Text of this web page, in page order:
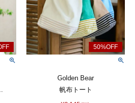
Golden Bear
帆布トート